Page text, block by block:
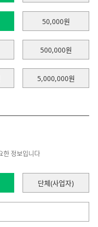
50,000원
500,000원
5,000,000원
한 정보입니다
단체(사업자)